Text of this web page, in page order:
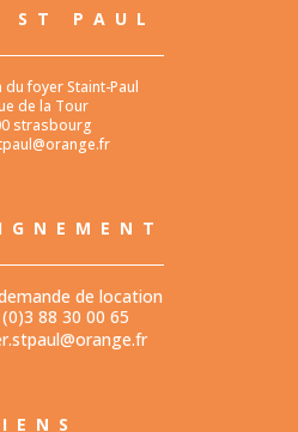
ST PAUL
foyer Staint-Paul
de la Tour
strasbourg
de location
88 30 00 65